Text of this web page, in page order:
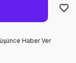
Haber Ver